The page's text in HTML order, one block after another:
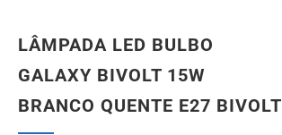
LÂMPADA LED BULBO
GALAXY BIVOLT 15W
BRANCO QUENTE E27 BIVOLT